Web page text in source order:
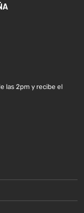
las 2pm y recibe el